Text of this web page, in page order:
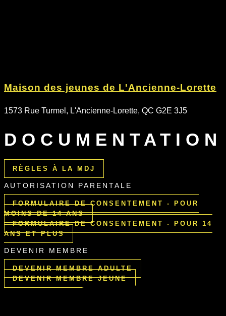
Maison des jeunes de L'Ancienne-Lorette
1573 Rue Turmel, L'Ancienne-Lorette, QC G2E 3J5
DOCUMENTATION
RÈGLES À LA MDJ
AUTORISATION PARENTALE
FORMULAIRE DE CONSENTEMENT - POUR
MOINS DE 14 ANS
FORMULAIRE DE CONSENTEMENT - POUR 14
ANS ET PLUS
DEVENIR MEMBRE
DEVENIR MEMBRE ADULTE
DEVENIR MEMBRE JEUNE